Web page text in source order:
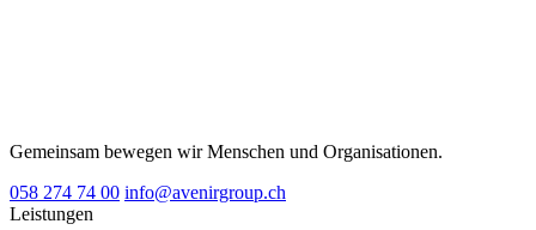
Gemeinsam bewegen wir Menschen und Organisationen.
058 274 74 00 info@avenirgroup.ch
Leistungen